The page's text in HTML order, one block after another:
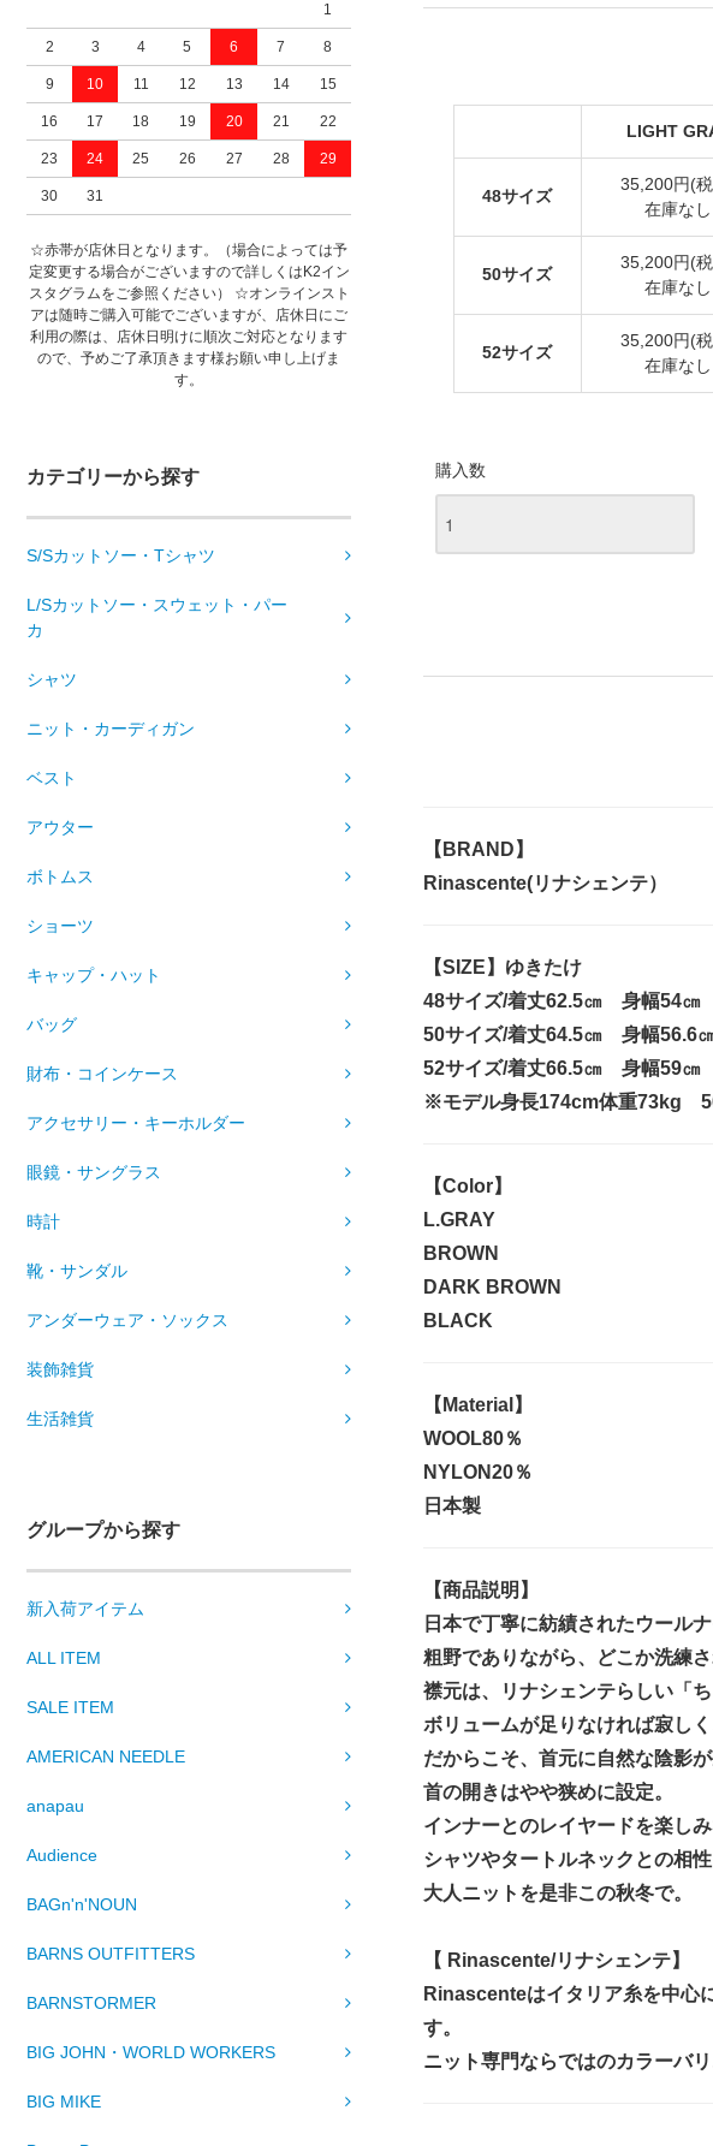
1
2 3 4 5 6 7 8
9 10 11 12 13 14 15
16 17 18 19 20 21 22
23 24 25 26 27 28 29
30 31
☆赤帯が店休日となります。（場合によっては予
定変更する場合がございますので詳しくはK2イン
スタグラムをご参照ください） ☆オンラインスト
アは随時ご購入可能でございますが、店休日にご
利用の際は、店休日明けに順次ご対応となります
ので、予めご了承頂きます様お願い申し上げま
す。
カテゴリーから探す
S/Sカットソー・Tシャツ
L/Sカットソー・スウェット・パー
カ
シャツ
ニット・カーディガン
ベスト
アウター
ボトムス
ショーツ
キャップ・ハット
バッグ
財布・コインケース
アクセサリー・キーホルダー
眼鏡・サングラス
時計
靴・サンダル
アンダーウェア・ソックス
装飾雑貨
生活雑貨
グループから探す
新入荷アイテム
ALL ITEM
SALE ITEM
AMERICAN NEEDLE
anapau
Audience
BAGn'n'NOUN
BARNS OUTFITTERS
BARNSTORMER
BIG JOHN・WORLD WORKERS
BIG MIKE
LIGHT
48サイズ
35,200円(
在庫なし
50サイズ
35,200円(
在庫なし
52サイズ
35,200円(
在庫なし
購入数
【BRAND】
Rinascente(リナシェンテ）
【SIZE】ゆきたけ
48サイズ/着丈62.5㎝ 身幅54
50サイズ/着丈64.5㎝ 身幅
52サイズ/着丈66.5㎝ 身幅59
※モデル身長174cm体重73kg
【Color】
L.GRAY
BROWN
DARK BROWN
BLACK
【Material】
WOOL80％
NYLON20％
日本製
【商品説明】
日本で丁寧に紡績されたウール
粗野でありながら、どこか洗練
襟元は、リナシェンテらしい「
ボリュームが足りなければ寂し
だからこそ、首元に自然な陰影
首の開きはやや狭めに設定。
インナーとのレイヤードを楽し
シャツやタートルネックとの相
大人ニットを是非この秋冬で。
【 Rinascente/リナシェンテ】
Rinascenteはイタリア糸を中心
す。
ニット専門ならではのカラーバ